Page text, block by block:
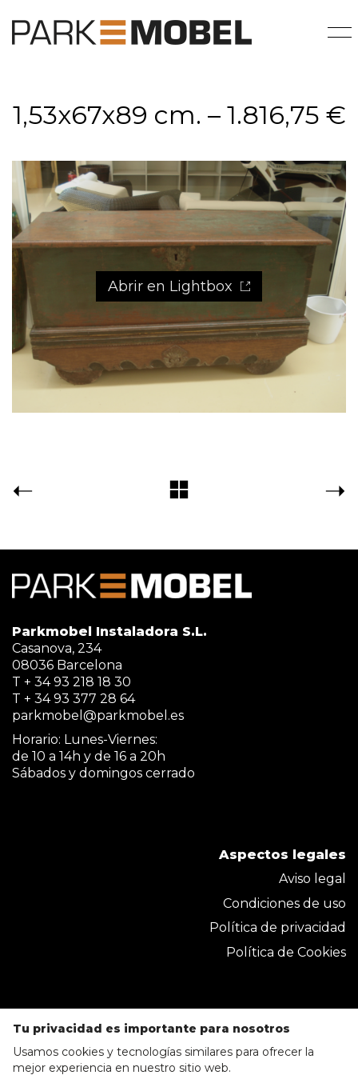
1,53x67x89 cm. – 1.816,75 €
Abrir en Lightbox
Parkmobel Instaladora S.L.
Casanova, 234
08036 Barcelona
T + 34 93 218 18 30
T + 34 93 377 28 64
parkmobel@parkmobel.es
Horario: Lunes-Viernes:
de 10 a 14h y de 16 a 20h
Sábados y domingos cerrado
Aspectos legales
Aviso legal
Condiciones de uso
Política de privacidad
Política de Cookies
Tu privacidad es importante para nosotros
Usamos cookies y tecnologías similares para ofrecer la
mejor experiencia en nuestro sitio web.